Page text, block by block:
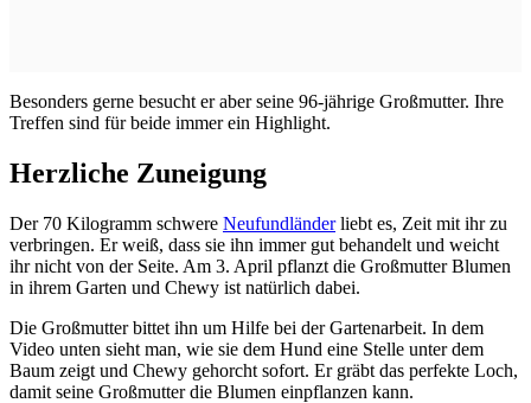
Besonders gerne besucht er aber seine 96-jährige Großmutter. Ihre
Treffen sind für beide immer ein Highlight.
Herzliche Zuneigung
Der 70 Kilogramm schwere Neufundländerliebt es, Zeit mit ihr zu
verbringen. Er weiß, dass sie ihn immer gut behandelt und weicht
ihr nicht von der Seite. Am 3. April pflanzt die Großmutter Blumen
in ihrem Garten und Chewy ist natürlich dabei.
Die Großmutter bittet ihn um Hilfe bei der Gartenarbeit. In dem
Video unten sieht man, wie sie dem Hund eine Stelle unter dem
Baum zeigt und Chewy gehorcht sofort. Er gräbt das perfekte Loch,
damit seine Großmutter die Blumen einpflanzen kann.